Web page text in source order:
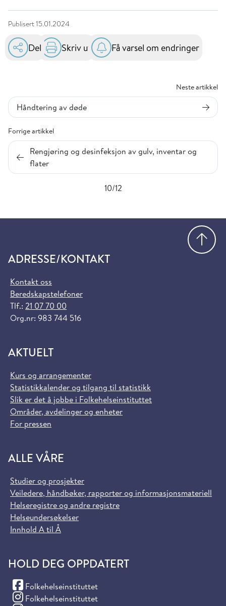
Publisert15.01.2024
Del Skriv ut Få varsel om endringer
Forrige artikkel
Rengjøring og desinfeksjon av gulv, inventar og
flater
10/12
Neste artikkel
Håndtering av døde
ADRESSE/KONTAKT
Kontakt oss
Beredskapstelefoner
Tlf.: 21 07 70 00
Org.nr: 983 744 516
AKTUELT
Kurs og arrangementer
Statistikkalender og tilgang til statistikk
Slik er det å jobbe i Folkehelseinstituttet
Områder, avdelinger og enheter
For pressen
ALLE VÅRE
Studier og prosjekter
Veiledere, håndbøker, rapporter og informasjonsmateriell
Helseregistre og andre registre
Helseundersøkelser
Innhold A til Å
HOLD DEG OPPDATERT
Folkehelseinstituttet
(Facebook)
Folkehelseinstituttet
(Instagram)